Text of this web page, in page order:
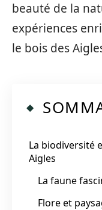
beauté de la
expériences
le bois des
La biodiversité
Aigles
La faune
Flore et